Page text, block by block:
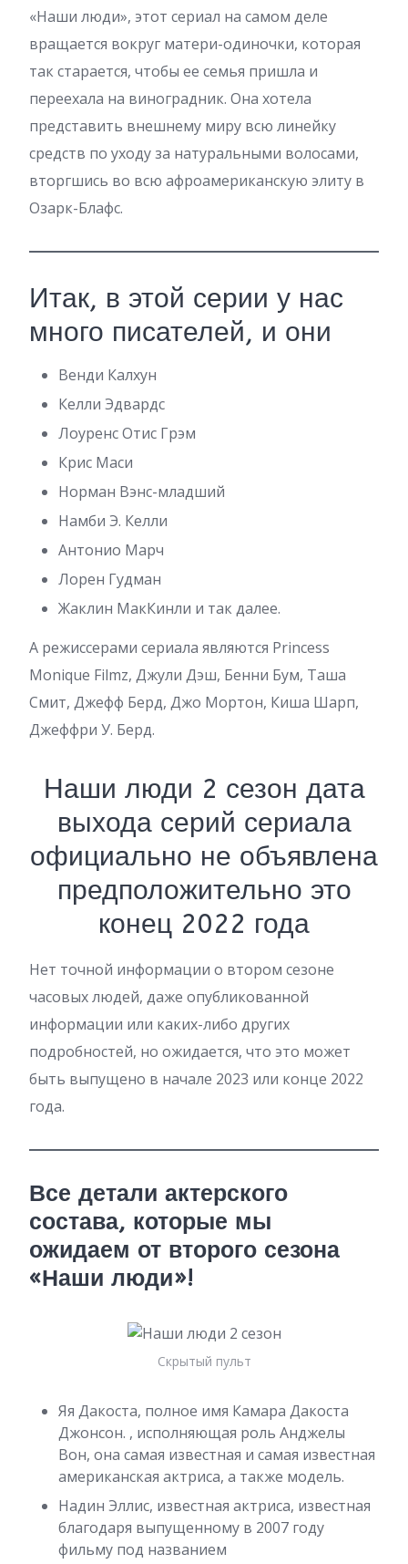
«Наши люди», этот сериал на самом деле
вращается вокруг матери-одиночки, которая
так старается, чтобы ее семья пришла и
переехала на виноградник. Она хотела
представить внешнему миру всю линейку
средств по уходу за натуральными волосами,
вторгшись во всю афроамериканскую элиту в
Озарк-Блафс.
Итак, в этой серии у нас
много писателей, и они
Венди Калхун
Келли Эдвардс
Лоуренс Отис Грэм
Крис Маси
Норман Вэнс-младший
Намби Э. Келли
Антонио Марч
Лорен Гудман
Жаклин МакКинли и так далее.
А режиссерами сериала являются Princess
Monique Filmz, Джули Дэш, Бенни Бум, Таша
Смит, Джефф Берд, Джо Мортон, Киша Шарп,
Джеффри У. Берд.
Наши люди 2 сезон дата
выхода серий сериала
официально не объявлена
предположительно это
конец 2022 года
Нет точной информации о втором сезоне
часовых людей, даже опубликованной
информации или каких-либо других
подробностей, но ожидается, что это может
быть выпущено в начале 2023 или конце 2022
года.
Все детали актерского
состава, которые мы
ожидаем от второго сезона
«Наши люди»!
Скрытый пульт
Яя Дакоста, полное имя Камара Дакоста
Джонсон. , исполняющая роль Анджелы
Вон, она самая известная и самая известная
американская актриса, а также модель.
Надин Эллис, известная актриса, известная
благодаря выпущенному в 2007 году
фильму под названием